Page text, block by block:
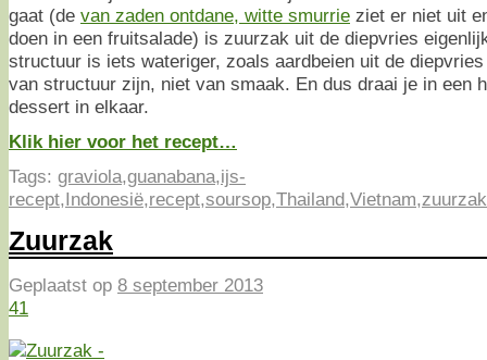
gaat (de van zaden ontdane, witte smurrie ziet er niet uit
doen in een fruitsalade) is zuurzak uit de diepvries
structuur is iets wateriger, zoals aardbeien uit de
van structuur zijn, niet van smaak. En dus draai je in een
dessert in elkaar.
Klik hier voor het recept…
Tags: graviola,guanabana,ijs-
recept,Indonesië,recept,soursop,Thailand,Vietnam,zuurzak
Zuurzak
Geplaatst op 8 september 2013
41